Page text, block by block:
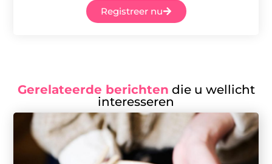
Registreer nu
Gerelateerde berichten die u wellicht
interesseren